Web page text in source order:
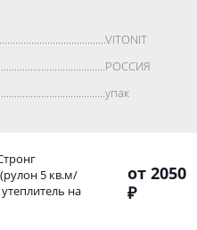
VITONIT
РОССИЯ
упак
5 кв.м/
на
от 2050
₽